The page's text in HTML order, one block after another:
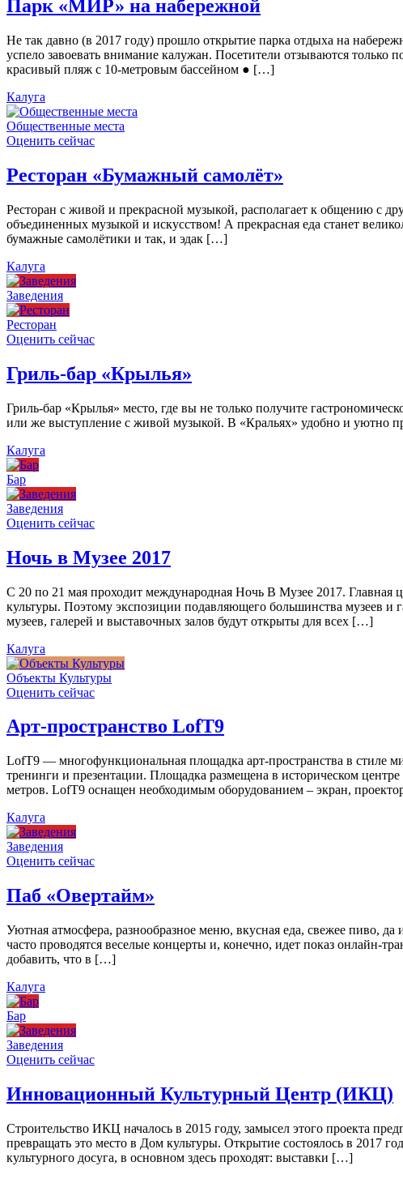
Парк «МИР» на набережной
Не так давно (в 2017 году) прошло открытие парка отдыха на
успело завоевать внимание калужан. Посетители отзываются
красивый пляж с 10-метровым бассейном ● […]
Калуга
Общественные места
Оценить сейчас
Ресторан «Бумажный самолёт»
Ресторан с живой и прекрасной музыкой, располагает к общению с
объединенных музыкой и искусством! А прекрасная еда станет
бумажные самолётики и так, и эдак […]
Калуга
Заведения
Ресторан
Оценить сейчас
Гриль-бар «Крылья»
Гриль-бар «Крылья» место, где вы не только получите
или же выступление с живой музыкой. В «Кральях» удобно и уютно
Калуга
Бар
Заведения
Оценить сейчас
Ночь в Музее 2017
С 20 по 21 мая проходит международная Ночь В Музее 2017.
культуры. Поэтому экспозиции подавляющего большинства музеев и
музеев, галерей и выставочных залов будут открыты для всех […]
Калуга
Объекты Культуры
Оценить сейчас
Арт-пространство LofT9
LofT9 — многофункциональная площадка арт-пространства в стиле
тренинги и презентации. Площадка размещена в историческом центре
метров. LofT9 оснащен необходимым оборудованием – экран,
Калуга
Заведения
Оценить сейчас
Паб «Овертайм»
Уютная атмосфера, разнообразное меню, вкусная еда, свежее пиво,
часто проводятся веселые концерты и, конечно, идет показ онлайн-
добавить, что в […]
Калуга
Бар
Заведения
Оценить сейчас
Инновационный Культурный Центр (ИКЦ)
Строительство ИКЦ началось в 2015 году, замысел этого проекта
превращать это место в Дом культуры. Открытие состоялось в 2017
культурного досуга, в основном здесь проходят: выставки […]